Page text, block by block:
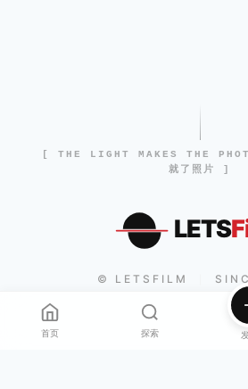
[ THE LIGHT MAKES THE
就了照片 ]
LETS
© LETSFILM
首页 探索